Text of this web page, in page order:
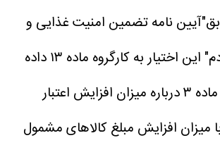
نامه تضمین امنیت غذایی و
بهبود معیشت مردم" این اختیار به کارگروه ماده ۱۳ داده
شده که بر اساس ماده ۳ درباره میزان افزایش اعتبار
میزان افزایش مبلغ کالا‌های مشمول